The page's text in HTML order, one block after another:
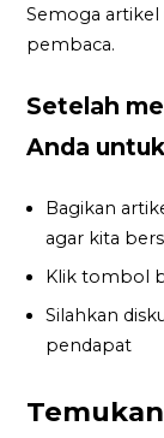
Semoga
pembaca.
Setelah
Anda
Bagikan
agar kita
Klik tombol
Silahkan
pendapat